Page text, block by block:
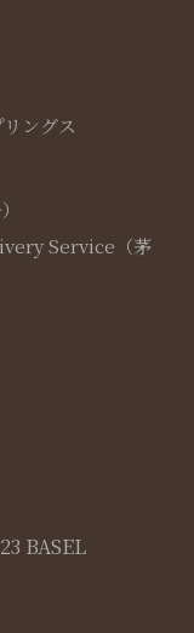
ングス
Service（茅
BASEL